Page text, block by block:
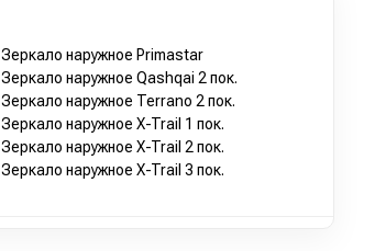
Зеркало наружное Primastar
Зеркало наружное Qashqai 2 пок.
Зеркало наружное Terrano 2 пок.
Зеркало наружное X-Trail 1 пок.
Зеркало наружное X-Trail 2 пок.
Зеркало наружное X-Trail 3 пок.